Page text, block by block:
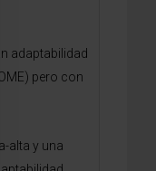
adaptabilidad
pero con
alta y una